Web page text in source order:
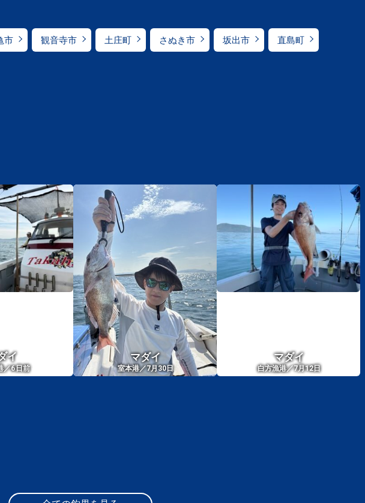
市 観音寺市 土庄町 さぬき市 坂出市 直島町
イ
／6日前
マダイ
室本港／7月30日
マダイ
白方漁港／7月12日